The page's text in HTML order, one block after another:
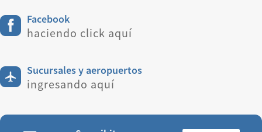
Facebook
haciendo click aquí
Sucursales y aeropuertos
ingresando aquí